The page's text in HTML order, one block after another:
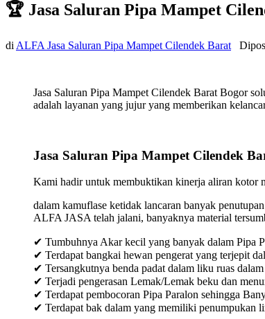
🏆 Jasa Saluran Pipa Mampet
di ALFA Jasa Saluran Pipa Mampet Cilendek Barat
Jasa Saluran Pipa Mampet Cilendek Barat Bogor
adalah layanan yang jujur yang memberikan
Jasa Saluran Pipa Mampet Cilendek
Kami hadir untuk membuktikan kinerja aliran kotor
dalam kamuflase ketidak lancaran banyak
ALFA JASA telah jalani, banyaknya material
✔ Tumbuhnya Akar kecil yang banyak dalam Pipa
✔ Terdapat bangkai hewan pengerat yang terjepit
✔ Tersangkutnya benda padat dalam liku ruas
✔ Terjadi pengerasan Lemak/Lemak beku dan
✔ Terdapat pembocoran Pipa Paralon sehingga
✔ Terdapat bak dalam yang memiliki penumpukan